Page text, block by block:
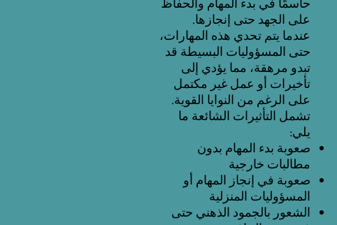
على الجهد حتى إنجازها.
عندما يتم تحدي هذه المهارات،
حتى المسؤوليات البسيطة قد
تبدو مرهقة، مما يؤدي إلى
تأخيرات أو عمل غير مكتمل
على الرغم من النوايا القوية.
تشمل التأثيرات الشائعة ما
يلي:
صعوبة بدء المهام بدون
مطالبات خارجية
صعوبة في إنجاز المهام أو
المسؤوليات المنزلية
الشعور بالجمود الذهني حتى